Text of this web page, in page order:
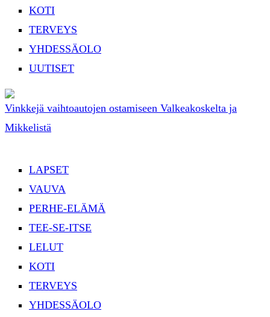
KOTI
TERVEYS
YHDESSÄOLO
UUTISET
Vinkkejä vaihtoautojen ostamiseen Valkeakoskelta ja
Mikkelistä
LAPSET
VAUVA
PERHE-ELÄMÄ
TEE-SE-ITSE
LELUT
KOTI
TERVEYS
YHDESSÄOLO